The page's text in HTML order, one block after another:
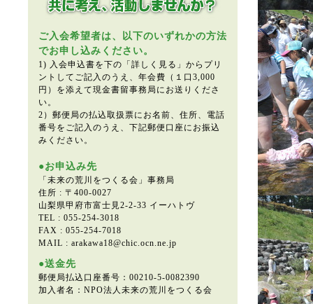
ご入会希望者は、以下のいずれかの方法
でお申し込みください。
1) 入会申込書を下の「詳しく見る」からプリ
ントしてご記入のうえ、年会費（１口3,000
円）を添えて現金書留事務局にお送りくださ
い。
2）郵便局の払込取扱票にお名前、住所、電話
番号をご記入のうえ、下記郵便口座にお振込
みください。
●お申込み先
「未来の荒川をつくる会」事務局
住所 : 〒400-0027
山梨県甲府市富士見2-2-33 イーハトヴ
TEL : 055-254-3018
FAX : 055-254-7018
MAIL : arakawa18@chic.ocn.ne.jp
●送金先
郵便局払込口座番号：00210-5-0082390
加入者名：NPO法人未来の荒川をつくる会